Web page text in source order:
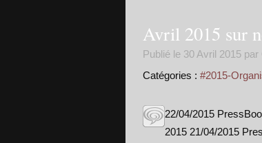
Avril 2015 sur
Publié le 30 Avril 2015 par
Catégories : #2015-
22/04/2015
2015 21/04/2015